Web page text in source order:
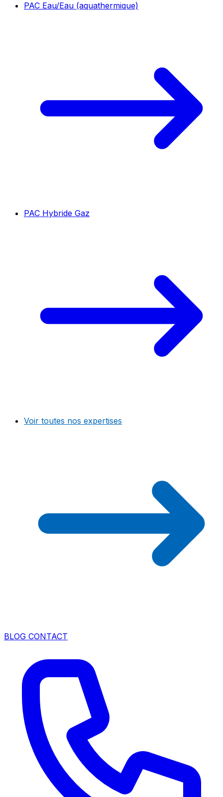
PAC Eau/Eau (aquathermique)
PAC Hybride Gaz
Voir toutes nos expertises
BLOG CONTACT